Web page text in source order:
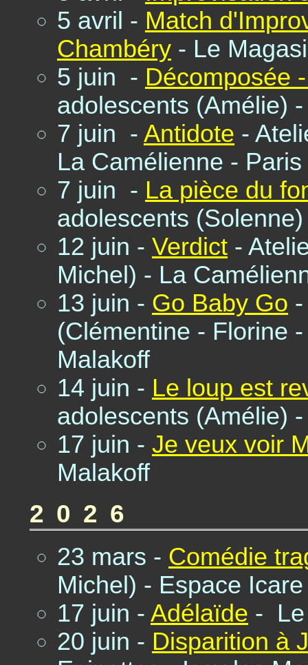
5 avril - Match
Chambéry - Le
5 juin - Décomposée
adolescents (Amélie)
7 juin - Antidote -
La Camélienne -
7 juin - La pièce du
adolescents
12 juin - Verdict -
Michel) - La
13 juin - Go Baby Go
(Clémentine - Florine
Malakoff
14 juin - Le loup est
adolescents (Amélie)
17 juin - Je veux voir
Malakoff
2026
23 mars - Comédie
Michel) - Espace
17 juin - Adélaïde - Le
20 juin - Disparition à